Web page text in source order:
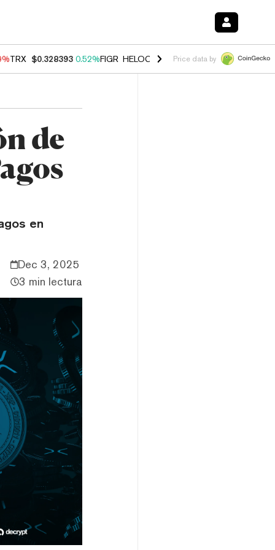
TRX $0.328393 0.52%FIGR_HELOC $1.032 2.95%HYPE $56.46
Price data by
de
en
Dec 3, 2025
3 min lectura